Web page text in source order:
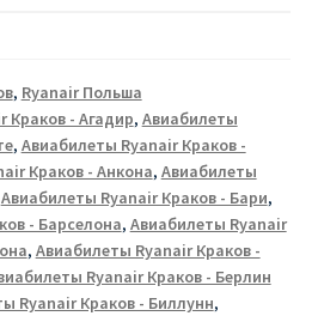
, Ryanair Польша
Краков - Агадир, Авиабилеты
, Авиабилеты Ryanair Краков -
Краков - Анкона, Авиабилеты
Авиабилеты Ryanair Краков - Бари,
- Барселона, Авиабилеты Ryanair
, Авиабилеты Ryanair Краков -
Ryanair Краков - Берлин
Ryanair Краков - Биллунн,